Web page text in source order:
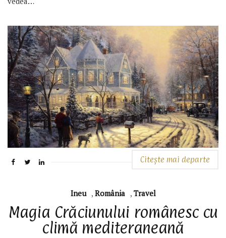
Citește mai departe
Ineu , România , Travel
Magia Crăciunului românesc cu
climă mediteraneană